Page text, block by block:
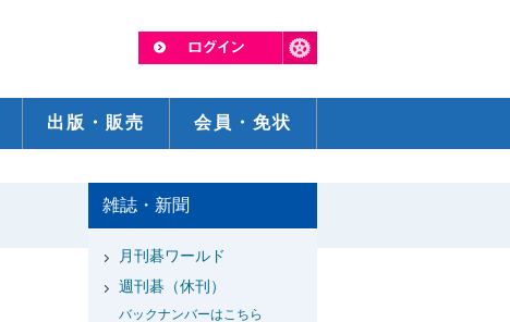
出版・販売 会員・免状
雑誌・新聞
月刊碁ワールド
週刊碁（休刊）
バックナンバーはこちら